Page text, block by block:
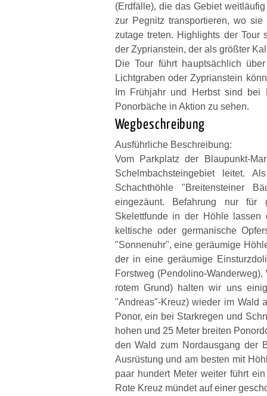
(Erdfälle), die das Gebiet
zur Pegnitz transportieren, wo
zutage treten. Highlights der
der Zyprianstein, der als größter
Die Tour führt hauptsächlich
Lichtgraben oder Zyprianstein
Im Frühjahr und Herbst sind bei
Ponorbäche in Aktion zu sehen.
Wegbeschreibung
Ausführliche Beschreibung:
Vom Parkplatz der Blaupunkt-
Schelmbachsteingebiet leitet.
Schachthöhle "Breitensteiner
eingezäunt. Befahrung nur für
Skelettfunde in der Höhle
keltische oder germanische
"Sonnenuhr", eine geräumige
der in eine geräumige
Forstweg (Pendolino-
rotem Grund) halten wir uns
"Andreas"-Kreuz) wieder im Wald
Ponor, ein bei Starkregen und
hohen und 25 Meter breiten
den Wald zum Nordausgang der
Ausrüstung und am besten mit
paar hundert Meter weiter führt
Rote Kreuz mündet auf einer